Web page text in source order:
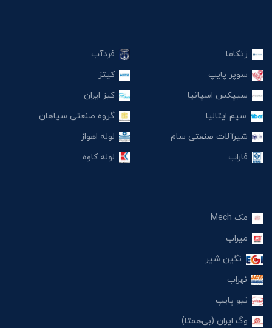
زتکاما
سوپر پایپ
سیپکس اسپانیا
سیم ایتالیا
شیرآلات صنعتی سام
فاراب
فردآب
کیتز
کیز ایران
گروه صنعتی سپاهان
لوله اهواز
لوله کاوه
مک Mech
میراب
نگین شیر
نهراب
نیو پایپ
وگ ایران (بی‌همتا)